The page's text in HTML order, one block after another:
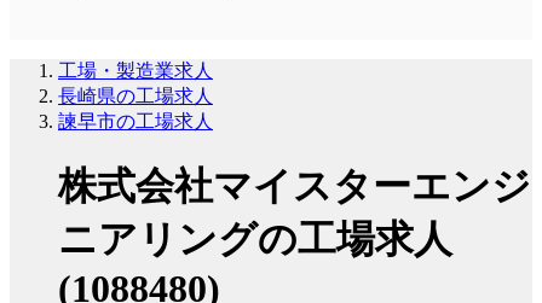
工場・製造業求人
長崎県の工場求人
諫早市の工場求人
株式会社マイスターエンジ
ニアリングの工場求人
(1088480)